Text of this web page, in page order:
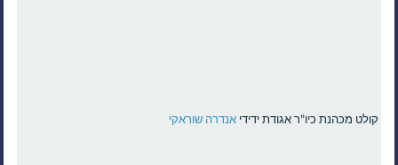
קולט מכהנת כיו"ר אגודת ידידיאנדרה שוראקי